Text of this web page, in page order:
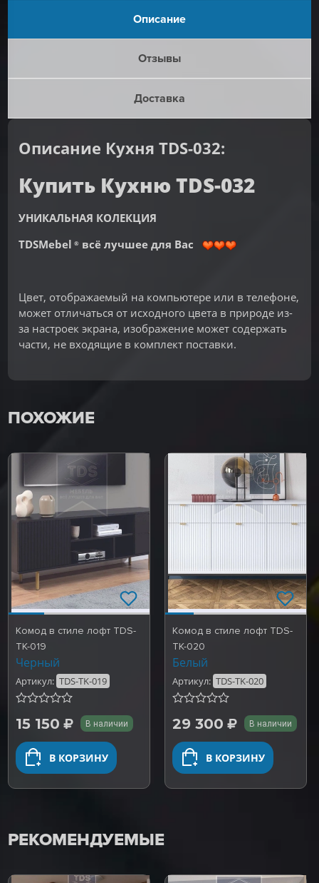
Описание
Отзывы
Доставка
Описание Кухня TDS-032:
Купить Кухню TDS-032
УНИКАЛЬНАЯ КОЛЕКЦИЯ
TDSMebel ® всё лучшее для Вас
Цвет, отображаемый на компьютере или в телефоне,
может отличаться от исходного цвета в природе из-
за настроек экрана, изображение может содержать
части, не входящие в комплект поставки.
ПОХОЖИЕ
Комод в стиле лофт TDS-
TK-019
Черный
Артикул: TDS-TK-019
15 150 В наличии
В КОРЗИНУ
Комод в стиле лофт TDS-
TK-020
Белый
Артикул: TDS-TK-020
29 300 В наличии
В КОРЗИНУ
РЕКОМЕНДУЕМЫЕ